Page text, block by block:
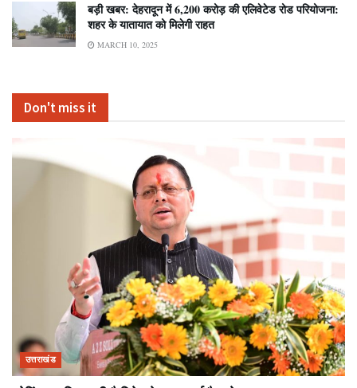
बड़ी खबर: देहरादून में 6,200 करोड़ की एलिवेटेड रोड परियोजना:
शहर के यातायात को मिलेगी राहत
MARCH 10, 2025
Don't miss it
उत्तराखंड